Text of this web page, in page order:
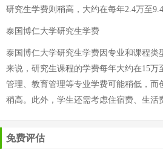
研究生学费则稍高，大约在每年2.4万至
泰国博仁大学研究生学费
泰国博仁大学研究生学费因专业和课程类
来说，研究生课程的学费每年大约在15万
管理、教育管理等专业学费可能稍低，而
稍高。此外，学生还需考虑住宿费、生活
免费评估